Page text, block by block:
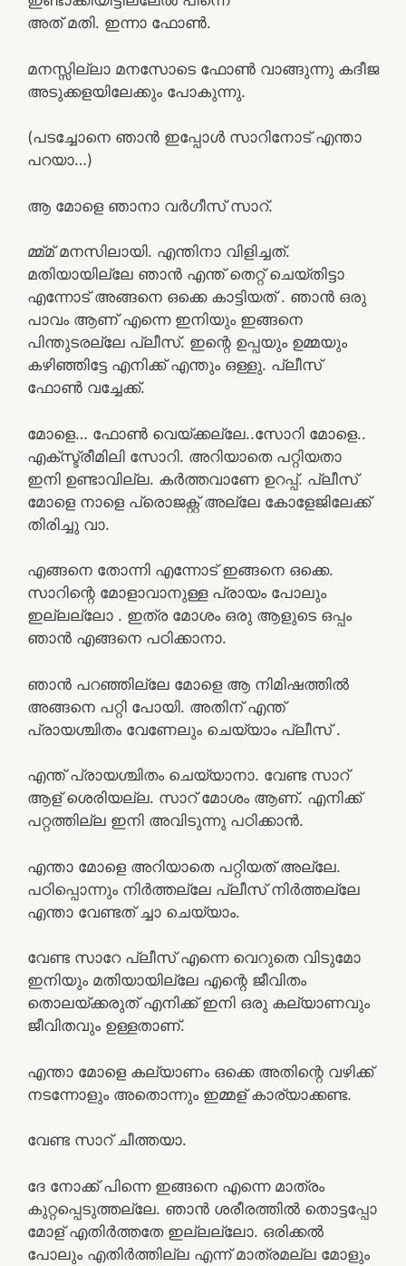
അത് മതി. ഇന്നാ ഫോൺ.
മനസ്സില്ലാ മനസോടെ ഫോൺ വാങ്ങുന്നു കദീജ
അടുക്കളയിലേക്കും പോകുന്നു.
(പടച്ചോനെ ഞാൻ ഇപ്പോൾ സാറിനോട് എന്താ
പറയാ…)
ആ മോളെ ഞാനാ വർഗീസ് സാറ്.
മ്മ്മ് മനസിലായി. എന്തിനാ വിളിച്ചത്.
മതിയായില്ലേ ഞാൻ എന്ത് തെറ്റ് ചെയ്തിട്ടാ
എന്നോട് അങ്ങനെ ഒക്കെ കാട്ടിയത് . ഞാൻ ഒരു
പാവം ആണ് എന്നെ ഇനിയും ഇങ്ങനെ
പിന്തുടരല്ലേ പ്ലീസ്. ഇന്റെ ഉപ്പയും ഉമ്മയും
കഴിഞ്ഞിട്ടേ എനിക്ക് എന്തും ഒള്ളു. പ്ലീസ്
ഫോൺ വച്ചേക്ക്.
മോളെ… ഫോൺ വെയ്ക്കല്ലേ..സോറി മോളെ..
എക്സ്ട്രീമിലി സോറി. അറിയാതെ പറ്റിയതാ
ഇനി ഉണ്ടാവില്ല. കർത്തവാണേ ഉറപ്പ്. പ്ലീസ്
മോളെ നാളെ പ്രൊജക്റ്റ്‌ അല്ലേ കോളേജിലേക്ക്
തിരിച്ചു വാ.
എങ്ങനെ തോന്നി എന്നോട് ഇങ്ങനെ ഒക്കെ.
സാറിന്റെ മോളാവാനുള്ള പ്രായം പോലും
ഇല്ലല്ലോ . ഇത്ര മോശം ഒരു ആളുടെ ഒപ്പം
ഞാൻ എങ്ങനെ പഠിക്കാനാ.
ഞാൻ പറഞ്ഞില്ലേ മോളെ ആ നിമിഷത്തിൽ
അങ്ങനെ പറ്റി പോയി. അതിന് എന്ത്
പ്രായശ്ചിതം വേണേലും ചെയ്യാം പ്ലീസ് .
എന്ത് പ്രായശ്ചിതം ചെയ്യാനാ. വേണ്ട സാറ്
ആള് ശെരിയല്ല. സാറ് മോശം ആണ്. എനിക്ക്
പറ്റത്തില്ല ഇനി അവിടുന്നു പഠിക്കാൻ.
എന്താ മോളെ അറിയാതെ പറ്റിയത് അല്ലേ.
പഠിപ്പൊന്നും നിർത്തല്ലേ പ്ലീസ് നിർത്തല്ലേ
എന്താ വേണ്ടത് ച്ചാ ചെയ്യാം.
വേണ്ട സാറേ പ്ലീസ് എന്നെ വെറുതെ വിടുമോ
ഇനിയും മതിയായില്ലേ എന്റെ ജീവിതം
തൊലയ്ക്കരുത് എനിക്ക് ഇനി ഒരു കല്യാണവും
ജീവിതവും ഉള്ളതാണ്.
എന്താ മോളെ കല്യാണം ഒക്കെ അതിന്റെ വഴിക്ക്
നടന്നോളും അതൊന്നും ഇമ്മള് കാര്യാക്കണ്ട.
വേണ്ട സാറ് ചീത്തയാ.
ദേ നോക്ക് പിന്നെ ഇങ്ങനെ എന്നെ മാത്രം
കുറ്റപ്പെടുത്തല്ലേ. ഞാൻ ശരീരത്തിൽ തൊട്ടപ്പോ
മോള് എതിർത്തതേ ഇല്ലല്ലോ. ഒരിക്കൽ
പോലും എതിർത്തില്ല എന്ന് മാത്രമല്ല മോളും